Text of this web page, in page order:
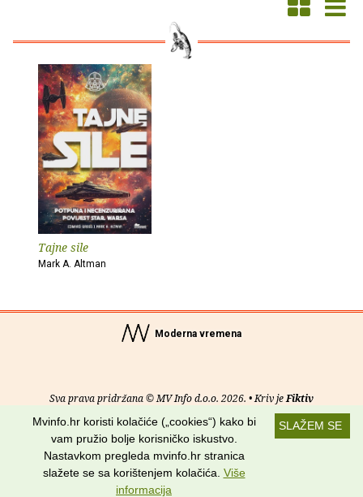
Tajne sile
Mark A. Altman
Moderna vremena
Sva prava pridržana © MV Info d.o.o. 2026. • Kriv jeFiktiv
Uvjeti korištenja RSS kanali
Potraži nas na:
SLAŽEM SE
Mvinfo.hr koristi kolačiće („cookies“) kako bi
vam pružio bolje korisničko iskustvo.
Nastavkom pregleda mvinfo.hr stranica
slažete se sa korištenjem kolačića. Više
informacija